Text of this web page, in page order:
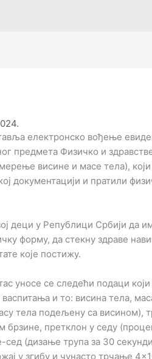
електронско вођење
предмета Физичко и
висине и масе тела),
документацији и пратили
деци у Републици Србији да
форму, да стекну здраве
које постижу.
уносе се следећи подаци
и то: висина тела,
тела подељену са висином),
брзине, претклон у седу
(дизање трупа за 30
у згибу и чунасто трчање